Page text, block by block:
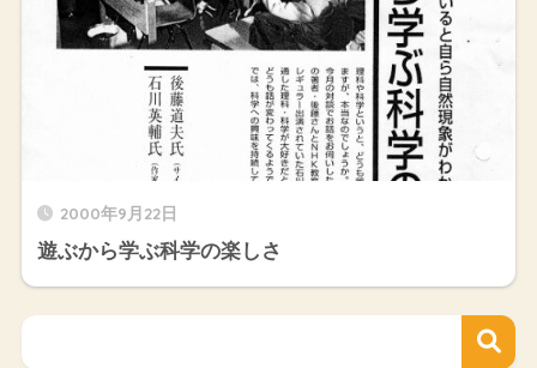
2000年9月22日
遊ぶから学ぶ科学の楽しさ